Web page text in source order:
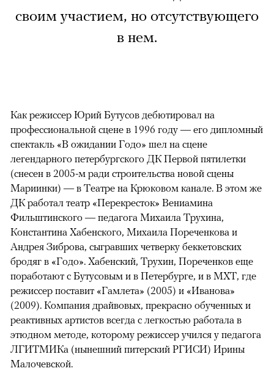
своим участием, но отсутствующего
в нем.
Как режиссер Юрий Бутусов дебютировал на
профессиональной сцене в 1996 году — его дипломный
спектакль «В ожидании Годо» шел на сцене
легендарного петербургского ДК Первой пятилетки
(снесен в 2005-м ради строительства новой сцены
Мариинки) — в Театре на Крюковом канале. В этом же
ДК работал театр «Перекресток» Вениамина
Фильштинского — педагога Михаила Трухина,
Константина Хабенского, Михаила Пореченкова и
Андрея Зиброва, сыгравших четверку беккетовских
бродяг в «Годо». Хабенский, Трухин, Пореченков еще
поработают с Бутусовым и в Петербурге, и в МХТ, где
режиссер поставит «Гамлета» (2005) и «Иванова»
(2009). Компания драйвовых, прекрасно обученных и
реактивных артистов всегда с легкостью работала в
этюдном методе, которому режиссер учился у педагога
ЛГИТМИКа (нынешний питерский РГИСИ) Ирины
Малочевской.